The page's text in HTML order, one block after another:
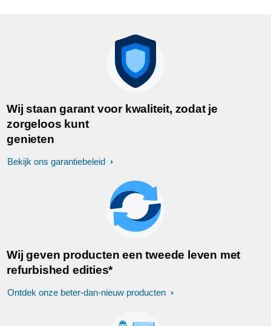
Wij staan garant voor kwaliteit, zodat je
zorgeloos kunt
genieten
Bekijk ons garantiebeleid
Wij geven producten een tweede leven met
refurbished edities*
Ontdek onze beter-dan-nieuw producten